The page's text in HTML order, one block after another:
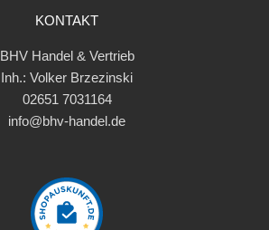
KONTAKT
BHV Handel & Vertrieb
Inh.: Volker Brzezinski
02651 7031164
info@bhv-handel.de